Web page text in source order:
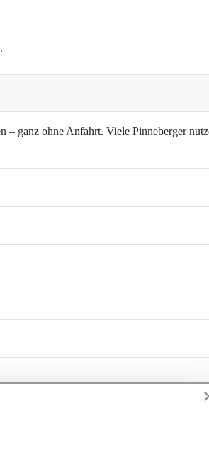
ganz ohne Anfahrt. Viele Pinneberger